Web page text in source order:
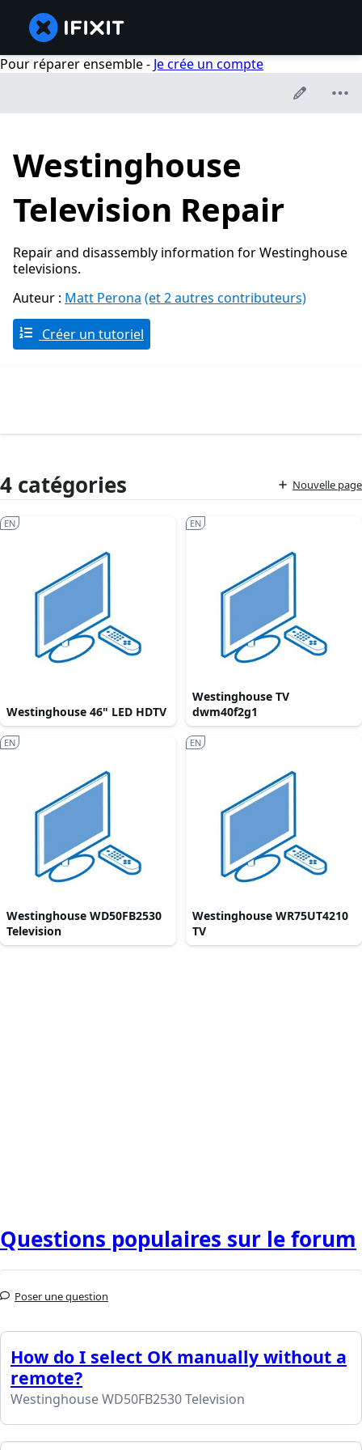
Pour réparer ensemble - Je crée un compte
Westinghouse
Television Repair
Repair and disassembly information for Westinghouse
televisions.
Auteur : Matt Perona (et 2 autres contributeurs)
Créer un tutoriel
4 catégories Nouvelle page
Westinghouse 46" LED HDTV
EN
Westinghouse TV
dwm40f2g1
EN
Westinghouse WD50FB2530
Television
EN
Westinghouse WR75UT4210
TV
EN
Questions populaires sur le forum
Poser une question
How do I select OK manually without a
remote?
Westinghouse WD50FB2530 Television